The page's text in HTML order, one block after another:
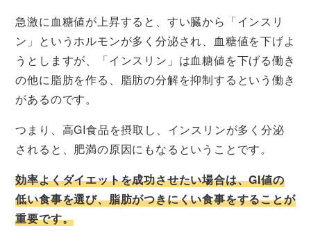
急激に血糖値が上昇すると、すい臓から「インスリ
ン」というホルモンが多く分泌され、血糖値を下げよ
うとしますが、「インスリン」は血糖値を下げる働き
の他に脂肪を作る、脂肪の分解を抑制するという働き
があるのです。
つまり、高GI食品を摂取し、インスリンが多く分泌
されると、肥満の原因にもなるということです。
効率よくダイエットを成功させたい場合は、GI値の
低い食事を選び、脂肪がつきにくい食事をすることが
重要です。